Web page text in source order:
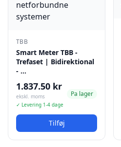
TBB
Smart Meter TBB -
Trefaset | Bidirektional
- …
1.837.50 kr
ekskl. moms
✓ Levering 1-4 dage
Pa lager
Tilføj